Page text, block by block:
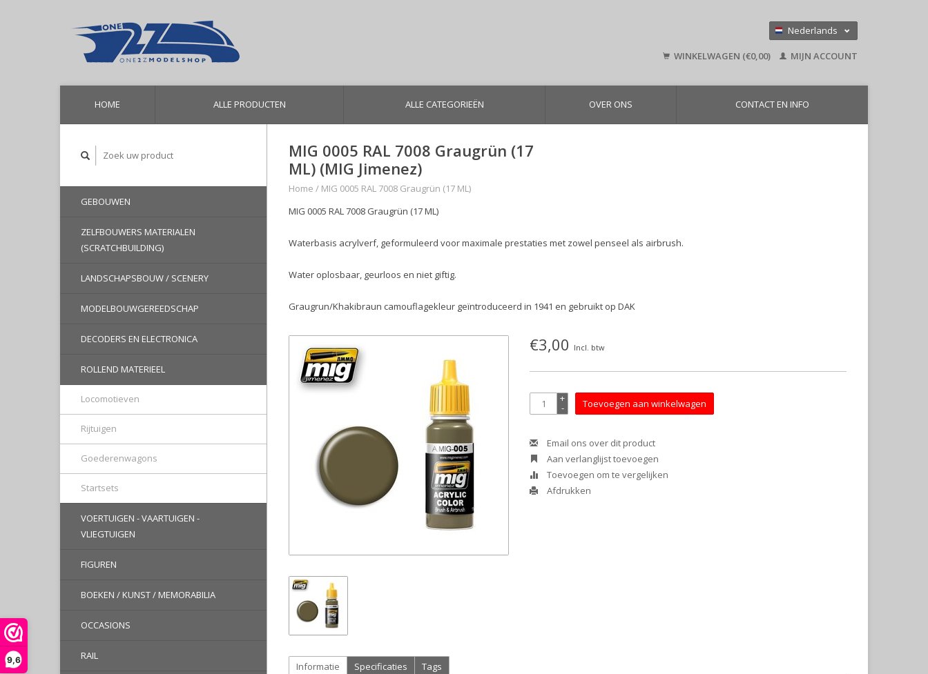
9,6
Nederlands
English
WINKELWAGEN (€0,00) MIJN ACCOUNT
HOME ALLE PRODUCTEN ALLE CATEGORIEËN OVER ONS CONTACT EN INFO
GEBOUWEN
ZELFBOUWERS MATERIALEN
(SCRATCHBUILDING)
LANDSCHAPSBOUW / SCENERY
MODELBOUWGEREEDSCHAP
DECODERS EN ELECTRONICA
ROLLEND MATERIEEL
Locomotieven
Rijtuigen
Goederenwagons
Startsets
VOERTUIGEN - VAARTUIGEN -
VLIEGTUIGEN
FIGUREN
BOEKEN / KUNST / MEMORABILIA
OCCASIONS
RAIL
MIG 0005 RAL 7008 Graugrün (17
ML) (MIG Jimenez)
Home / MIG 0005 RAL 7008 Graugrün (17 ML)
MIG 0005 RAL 7008 Graugrün (17 ML)
Waterbasis acrylverf, geformuleerd voor maximale prestaties met zowel penseel als airbrush.
Water oplosbaar, geurloos en niet giftig.
Graugrun/Khakibraun camouflagekleur geïntroduceerd in 1941 en gebruikt op DAK
€3,00 Incl. btw
+
- Toevoegen aan winkelwagen
Email ons over dit product
Aan verlanglijst toevoegen
Toevoegen om te vergelijken
Afdrukken
Informatie Specificaties
Tags